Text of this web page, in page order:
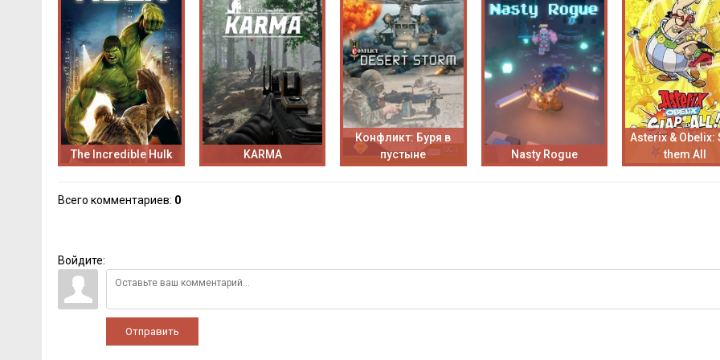
The Incredible Hulk KARMA
Конфликт: Буря в
пустыне
Nasty Rogue
Asterix & Obelix:
them All
Всего комментариев: 0
Войдите:
Отправить